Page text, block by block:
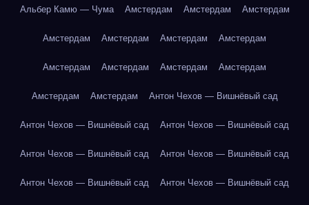
Альбер Камю — Чума Амстердам Амстердам Амстердам
Амстердам Амстердам Амстердам Амстердам
Амстердам Амстердам Амстердам Амстердам
Амстердам Амстердам Антон Чехов — Вишнёвый сад
Антон Чехов — Вишнёвый сад Антон Чехов — Вишнёвый сад
Антон Чехов — Вишнёвый сад Антон Чехов — Вишнёвый сад
Антон Чехов — Вишнёвый сад Антон Чехов — Вишнёвый сад